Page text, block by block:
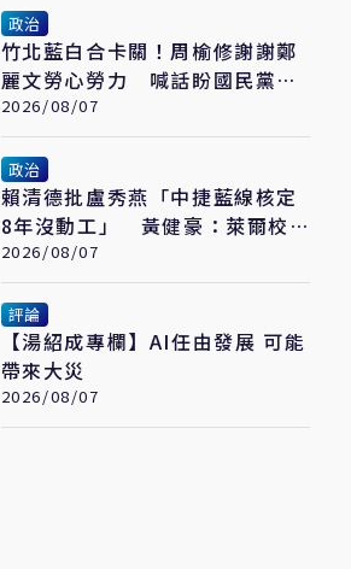
政治
竹北藍白合卡關！周榆修謝謝鄭
麗文勞心勞力 喊話盼國民黨說
到做到
2026/08/07
政治
賴清德批盧秀燕「中捷藍線核定
8年沒動工」 黃健豪：萊爾校
長開口就說謊
2026/08/07
評論
【湯紹成專欄】AI任由發展 可能
帶來大災
2026/08/07